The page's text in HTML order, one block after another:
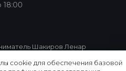
18:00
Шакиров Ленар
ОКТМО
cookie для обеспечения базовой